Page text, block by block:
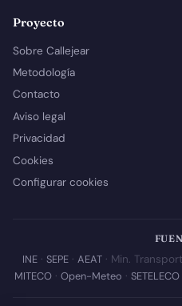
Proyecto
Sobre Callejear
Metodología
Contacto
Aviso legal
Privacidad
Cookies
Configurar cookies
INE· SEPE· AEAT· Min.
MITECO· Open-Meteo · SETELECO